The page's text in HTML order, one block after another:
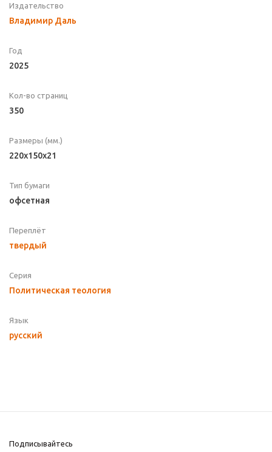
Издательство
Владимир Даль
Год
2025
Кол-во страниц
350
Размеры (мм.)
220x150x21
Тип бумаги
офсетная
Переплёт
твердый
Серия
Политическая теология
Язык
русский
Подписывайтесь